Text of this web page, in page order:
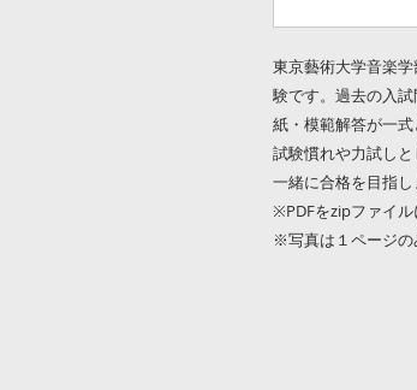
東京藝術大学音楽
験です。過去の入
紙・模範解答が一式
試験慣れや力試しと
一緒に合格を目指し
※PDFをzipファイル
※写真は１ページの